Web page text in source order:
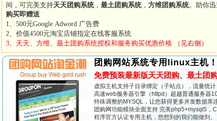
间，可完美支持天天团购系统， 最土团购系统， 方维团购系统。助你
购买即赠送
1、500元Google Adword 广告费
2、价值4500元淘宝店铺指定在线客服系统
3、天天、方维、最土团购系统授权和服务购买优惠价格 （见右侧）
团购网站系统专用linux主机
免费预装最新版天天团购、最土团
虚拟主机支持子目录绑定（子站点），流量统
高速web服务器引擎（httpd）超越普通服务器
特殊调整的MYSQL，让您获得更多并发数据库
团购网功能模块全面支持 完美php5+mysql5，
程序官方认证专用主机，您想到的我们能做到。